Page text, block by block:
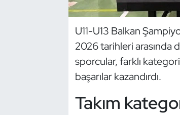
U11-U13 Balkan
2026 tarihleri arasında
sporcular, farklı
başarılar kazandırdı.
Takım